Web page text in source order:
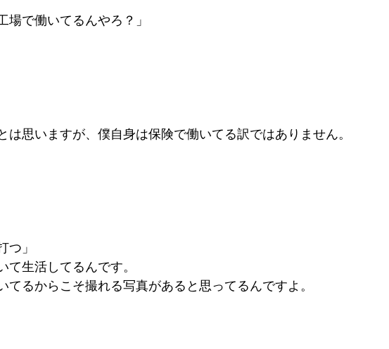
工場で働いてるんやろ？」
は思いますが、僕自身は保険で働いてる訳ではありません。
つ」
て生活してるんです。
てるからこそ撮れる写真があると思ってるんですよ。